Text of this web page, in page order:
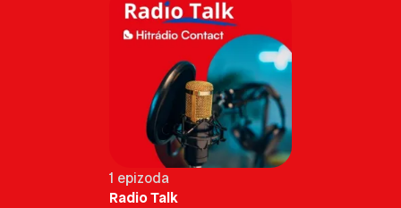
1 epizoda
Radio Talk